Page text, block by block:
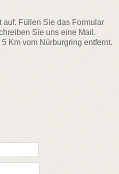
auf. Füllen Sie das Formular
Sie uns eine Mail.
Km vom Nürburgring entfernt.